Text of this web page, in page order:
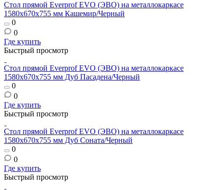
Стол прямой Everprof EVO (ЭВО) на металлокаркасе
1580х670х755 мм Кашемир/Черный
0
0
Где купить
Быстрый просмотр
Стол прямой Everprof EVO (ЭВО) на металлокаркасе
1580х670х755 мм Дуб Пасадена/Черный
0
0
Где купить
Быстрый просмотр
Стол прямой Everprof EVO (ЭВО) на металлокаркасе
1580х670х755 мм Дуб Соната/Черный
0
0
Где купить
Быстрый просмотр